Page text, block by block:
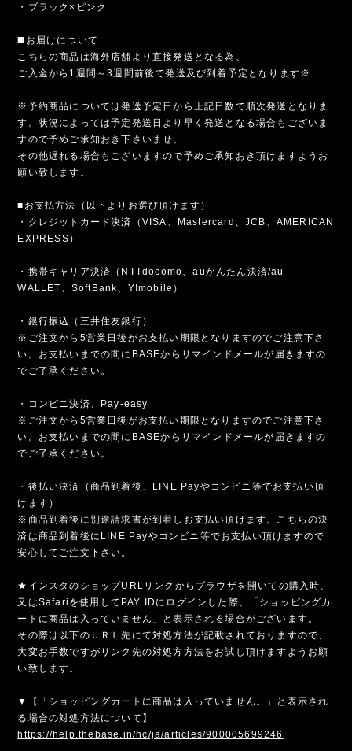
・ブラック×ピンク
◼️お届けについて
こちらの商品は海外店舗より直接発送となる為、
ご入金から1週間～3週間前後で発送及び到着予定となります※
※予約商品については発送予定日から上記日数で順次発送となりま
す。状況によっては予定発送日より早く発送となる場合もございま
すので予めご承知おき下さいませ。
その他遅れる場合もございますので予めご承知おき頂けますようお
願い致します。
■お支払方法（以下よりお選び頂けます）
・クレジットカード決済（VISA、Mastercard、JCB、AMERICAN
EXPRESS）
・携帯キャリア決済（NTTdocomo、auかんたん決済/au
WALLET、SoftBank、Y!mobile）
・銀行振込（三井住友銀行）
※ご注文から5営業日後がお支払い期限となりますのでご注意下さ
い。お支払いまでの間にBASEからリマインドメールが届きますの
でご了承ください。
・コンビニ決済、Pay-easy
※ご注文から5営業日後がお支払い期限となりますのでご注意下さ
い。お支払いまでの間にBASEからリマインドメールが届きますの
でご了承ください。
・後払い決済（商品到着後、LINE Payやコンビニ等でお支払い頂
けます）
※商品到着後に別途請求書が到着しお支払い頂けます。こちらの決
済は商品到着後にLINE Payやコンビニ等でお支払い頂けますので
安心してご注文下さい。
★インスタのショップURLリンクからブラウザを開いての購入時、
又はSafariを使用してPAY IDにログインした際、「ショッピングカ
ートに商品は入っていません」と表示される場合がございます。
その際は以下のＵＲＬ先にて対処方法が記載されておりますので、
大変お手数ですがリンク先の対処方方法をお試し頂けますようお願
い致します。
▼【「ショッピングカートに商品は入っていません。」と表示され
る場合の対処方法について】
https://help.thebase.in/hc/ja/articles/900005699246